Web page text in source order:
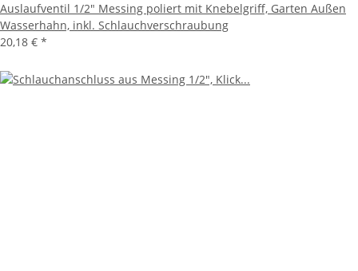
Auslaufventil 1/2" Messing poliert mit Knebelgriff, Garten Außen
Wasserhahn, inkl. Schlauchverschraubung
20,18 € *